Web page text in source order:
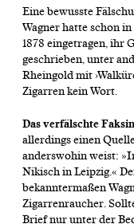
Eine bewusste
Wagner hatte schon
1878 eingetragen, ihr
geschrieben, unter
Rheingold mit
Zigarren kein Wort.
Das verfälschte
allerdings einen
anderswohin weist:
Nikisch in Leipzig.«
bekanntermaßen
Zigarrenraucher.
Brief nur unter der